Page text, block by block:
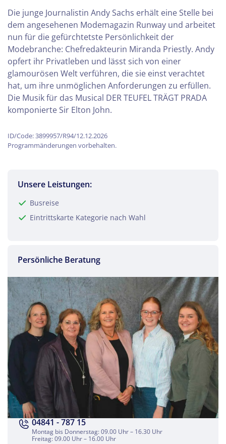
Die junge Journalistin Andy Sachs erhält eine Stelle bei
dem angesehenen Modemagazin Runway und arbeitet
nun für die gefürchtetste Persönlichkeit der
Modebranche: Chefredakteurin Miranda Priestly. Andy
opfert ihr Privatleben und lässt sich von einer
glamourösen Welt verführen, die sie einst verachtet
hat, um ihre unmöglichen Anforderungen zu erfüllen.
Die Musik für das Musical DER TEUFEL TRÄGT PRADA
komponierte Sir Elton John.
ID/Code: 3899957/R94/12.12.2026
Programmänderungen vorbehalten.
Unsere Leistungen:
Busreise
Eintrittskarte Kategorie nach Wahl
Persönliche Beratung
04841 - 787 15
Montag bis Donnerstag: 09.00 Uhr – 16.30 Uhr
Freitag: 09.00 Uhr – 16.00 Uhr